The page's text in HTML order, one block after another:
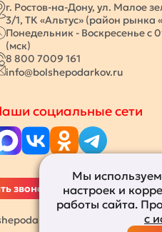
г. Ростов-на-Дону, ул. Малое
3/1, ТК «Альтус» (район рынка
Понедельник - Воскресенье с
(мск)
8 800 7009 161
info@bolshepodarkov.ru
социальные сети
звонок
Мы
настроек и
работы сайта.
с